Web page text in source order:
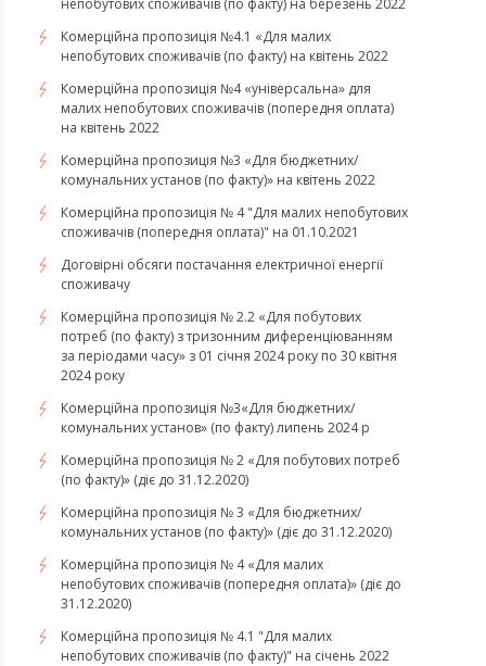
непобутових споживачів (по факту) на березень 2022
Комерційна пропозиція №4.1 «Для малих
непобутових споживачів (по факту) на квітень 2022
​​​​​​​Комерційна пропозиція №4 «універсальна» для
малих непобутових споживачів (попередня оплата)
на квітень 2022
Комерційна пропозиція №3 «Для бюджетних/
комунальних установ (по факту)» на квітень 2022
Комерційна пропозиція № 4 "Для малих непобутових
споживачів (попередня оплата)" на 01.10.2021
Договірні обсяги постачання електричної енергії
споживачу
Комерційна пропозиція № 2.2 «Для побутових
потреб (по факту) з тризонним диференціюванням
за періодами часу» з 01 січня 2024 року по 30 квітня
2024 року
Комерційна пропозиція №3«Для бюджетних/
комунальних установ» (по факту) липень 2024 р
Комерційна пропозиція № 2 «Для побутових потреб
(по факту)» (діє до 31.12.2020)
Комерційна пропозиція № 3 «Для бюджетних/
комунальних установ (по факту)» (діє до 31.12.2020)
Комерційна пропозиція № 4 «Для малих
непобутових споживачів (попередня оплата)» (діє до
31.12.2020)
Комерційна пропозиція № 4.1 "Для малих
непобутових споживачів (по факту)" на січень 2022